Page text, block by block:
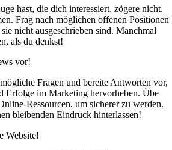
hast, die dich interessiert, zögere nicht,
Frag nach möglichen offenen Positionen
nicht ausgeschrieben sind. Manchmal
als du denkst!
vor!
Fragen und bereite Antworten vor,
Erfolge im Marketing hervorheben. Übe
Ressourcen, um sicherer zu werden.
bleibenden Eindruck hinterlassen!
Website!